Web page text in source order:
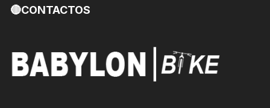
🔴CONTACTOS